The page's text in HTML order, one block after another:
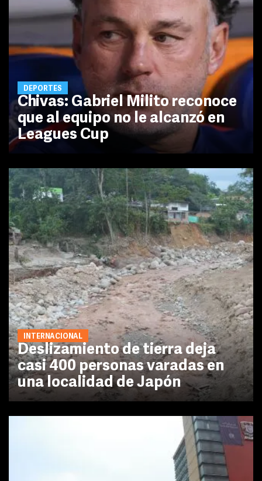
DEPORTES
Chivas: Gabriel Milito reconoce
que al equipo no le alcanzó en
Leagues Cup
INTERNACIONAL
Deslizamiento de tierra deja
casi 400 personas varadas en
una localidad de Japón